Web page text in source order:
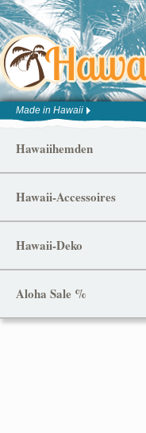
Made in Hawaii
Hawaiihemden
Hawaii-Accessoires
Hawaii-Deko
Aloha Sale %